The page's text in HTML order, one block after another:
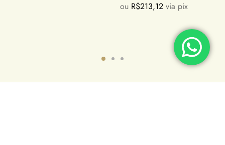
ou R$213,12 via pix